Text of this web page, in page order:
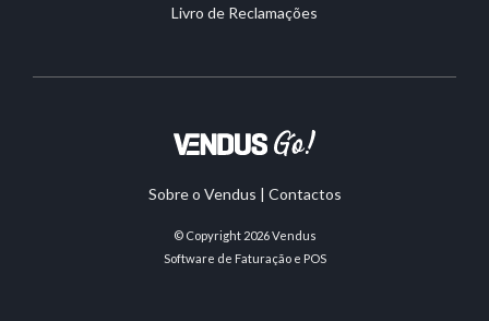
Livro de Reclamações
Sobre o Vendus | Contactos
© Copyright 2026Vendus
Software de Faturação e POS